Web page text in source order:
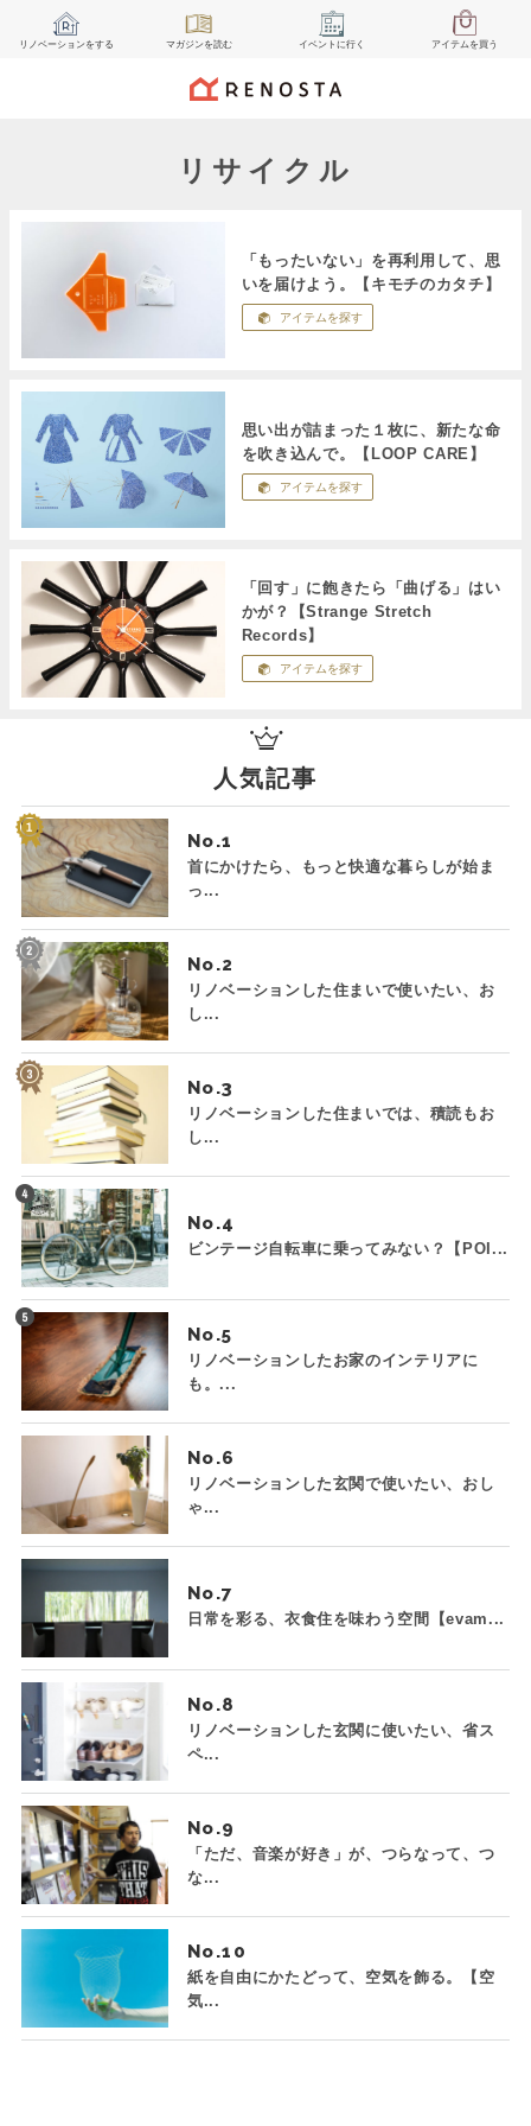
リノベーションをする マガジンを読む イベント に行く アイテムを買う
リサイクル
「もったいない」を再利用して、思
いを届けよう。【キモチのカタチ】
アイテムを探す
思い出が詰まった１枚に、新たな命
を吹き込んで。【LOOP CARE】
アイテムを探す
「回す」に飽きたら「曲げる」はい
かが？【Strange Stretch
Records】
アイテムを探す
人気記事
No.
首にかけたら、もっと快適な暮らしが始ま
っ...
No.
リノベーションした住まいで使いたい、お
し...
No.
リノベーションした住まいでは、積読もお
し...
No.
ビンテージ自転車に乗ってみない？【POI...
No.
リノベーションしたお家のインテリアに
も。...
No.
リノベーションした玄関で使いたい、おし
ゃ...
No.
日常を彩る、衣食住を味わう空間【evam...
No.
リノベーションした玄関に使いたい、省ス
ペ...
No.
「ただ、音楽が好き」が、つらなって、つ
な...
No.
紙を自由にかたどって、空気を飾る。【空
気...